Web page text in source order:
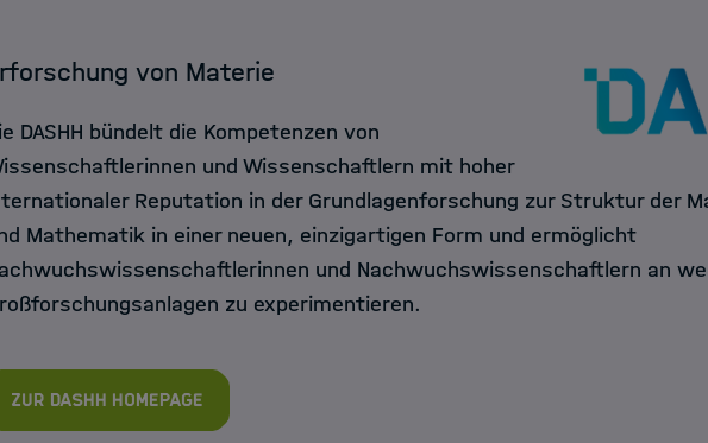
von Materie
DASHH bündelt die Kompetenzen von
und Wissenschaftlern mit hoher
Reputation in der Grundlagenforschung zur Struktur der
Mathematik in einer neuen, einzigartigen Form und ermöglicht
und Nachwuchswissenschaftlern an
zu experimentieren.
Zur DASHH Homepage